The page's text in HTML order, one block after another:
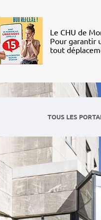
Le CHU de
Pour garantir
tout
TOUS LES